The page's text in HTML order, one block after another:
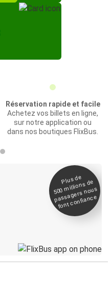
Réservation rapide et facile
Achetez vos billets en ligne,
sur notre application ou
dans nos boutiques FlixBus.
Plus de
500
millions de
passagers nous
font confiance